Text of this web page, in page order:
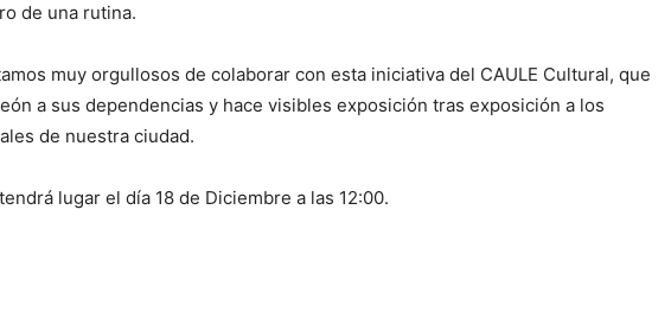
de una rutina.
muy orgullosos de colaborar con esta iniciativa del CAULE Cultural, que
a sus dependencias y hace visibles exposición tras exposición a los
de nuestra ciudad.
lugar el día 18 de Diciembre a las 12:00.